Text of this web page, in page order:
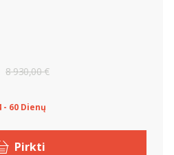
8 930,00 €
- 60 Dienų
Pirkti